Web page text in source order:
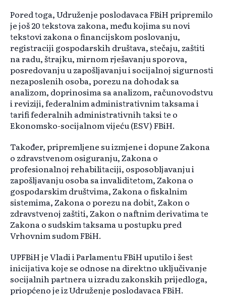
Pored toga, Udruženje poslodavaca FBiH pripremilo
je još 20 tekstova zakona, među kojima su novi
tekstovi zakona o financijskom poslovanju,
registraciji gospodarskih društava, stečaju, zaštiti
na radu, štrajku, mirnom rješavanju sporova,
posredovanju u zapošljavanju i socijalnoj sigurnosti
nezaposlenih osoba, porezu na dohodak sa
analizom, doprinosima sa analizom, računovodstvu
i reviziji, federalnim administrativnim taksama i
tarifi federalnih administrativnih taksi te o
Ekonomsko-socijalnom vijeću (ESV) FBiH.
Također, pripremljene su izmjene i dopune Zakona
o zdravstvenom osiguranju, Zakona o
profesionalnoj rehabilitaciji, osposobljavanju i
zapošljavanju osoba sa invaliditetom, Zakona o
gospodarskim društvima, Zakona o fiskalnim
sistemima, Zakona o porezu na dobit, Zakon o
zdravstvenoj zaštiti, Zakon o naftnim derivatima te
Zakona o sudskim taksama u postupku pred
Vrhovnim sudom FBiH.
UPFBiH je Vladi i Parlamentu FBiH uputilo i šest
inicijativa koje se odnose na direktno uključivanje
socijalnih partnera u izradu zakonskih prijedloga,
priopćeno je iz Udruženje poslodavaca FBiH.